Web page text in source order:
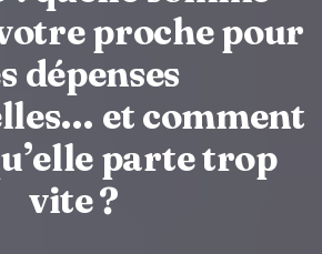
proche pour
dépenses
et comment
parte trop
vite ?